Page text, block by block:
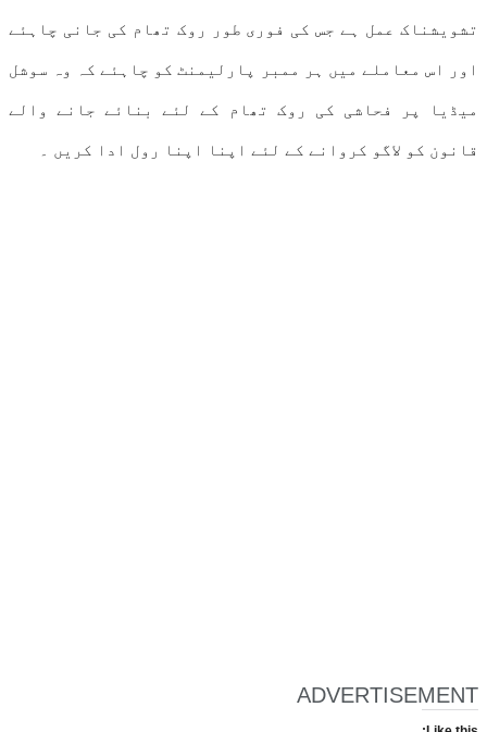
تشویشناک عمل ہے جس کی فوری طور روک تھام کی جانی چاہئے
اور اس معاملے میں ہر ممبر پارلیمنٹ کو چاہئے کہ وہ سوشل
میڈیا پر فحاشی کی روک تھام کے لئے بنائے جانے والے
قانون کو لاگو کروانے کے لئے اپنا اپنا رول ادا کریں ۔
ADVERTISEMENT